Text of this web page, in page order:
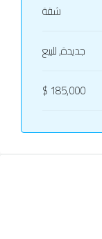
شقة
جديدة, للبيع
185,000 $